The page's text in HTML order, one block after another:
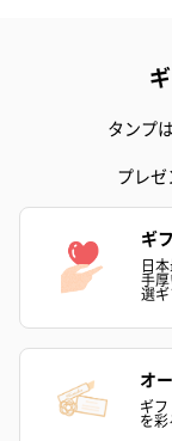
タンプ
プレゼ
ギ
日
手
選ギ
オ
ギ
を